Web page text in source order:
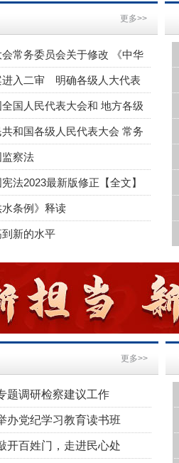
更多>>
常务委员会关于修改 《中华
》的决定
进入二审 明确各级人大代表
国人民代表大会和 地方各级
法
和国各级人民代表大会 常务
正草案）》的说明
察法
法2023最新版修正【全文】
水条例》释读
新的水平
更多>>
题调研检察建议工作
办党纪学习教育读书班
开百姓门，走进民心处